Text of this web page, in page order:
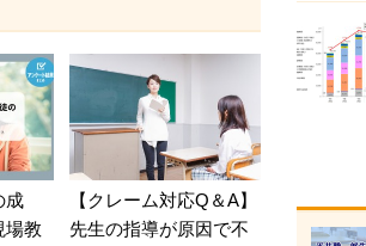
成
教
【クレーム対応Q＆A】
先生の指導が原因で不